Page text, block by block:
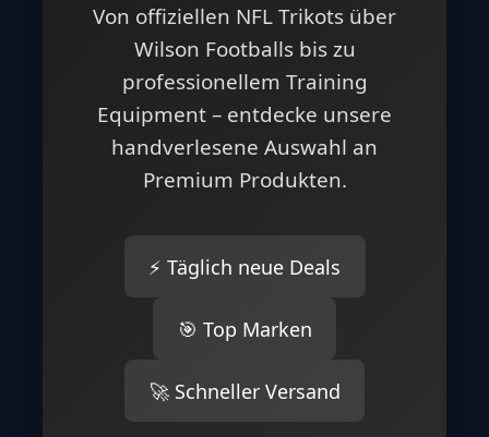
Von offiziellen NFL Trikots über
Wilson Footballs bis zu
professionellem Training
Equipment – entdecke unsere
handverlesene Auswahl an
Premium Produkten.
⚡ Täglich neue Deals
🎯 Top Marken
🚀 Schneller Versand